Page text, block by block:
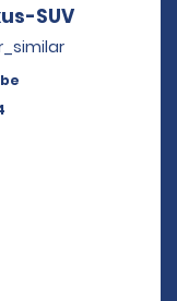
SUV